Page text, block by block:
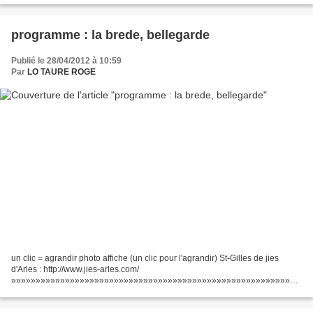
programme : la brede, bellegarde
Publié le 28/04/2012 à 10:59
Par LO TAURE ROGE
un clic = agrandir photo affiche (un clic pour l'agrandir) St-Gilles de jies
d'Arles : http://www.jies-arles.com/
»»»»»»»»»»»»»»»»»»»»»»»»»»»»»»»»»»»»»»»»»»»»»»»»»»»»»»»»»»»
»»»»»»»»»»»»»»»»»»...